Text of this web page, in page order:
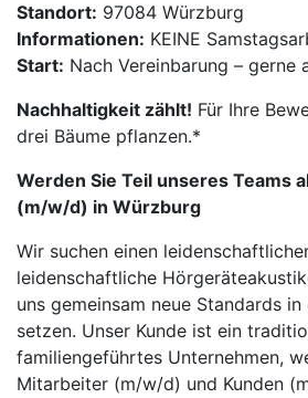
Standort: 97084 Würzburg
Informationen: KEINE
Start: Nach Vereinbarung – gerne
Nachhaltigkeit zählt! Für Ihre
drei Bäume pflanzen.*
Werden Sie Teil unseres Teams
(m/w/d) in Würzburg
Wir suchen einen
leidenschaftliche
uns gemeinsam neue Standards
setzen. Unser Kunde ist ein
familiengeführtes Unternehmen,
Mitarbeiter (m/w/d) und Kunden